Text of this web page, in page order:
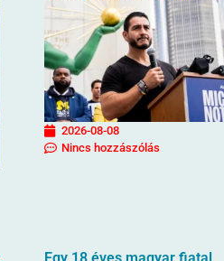
2026-08-08
Nincs hozzászólás